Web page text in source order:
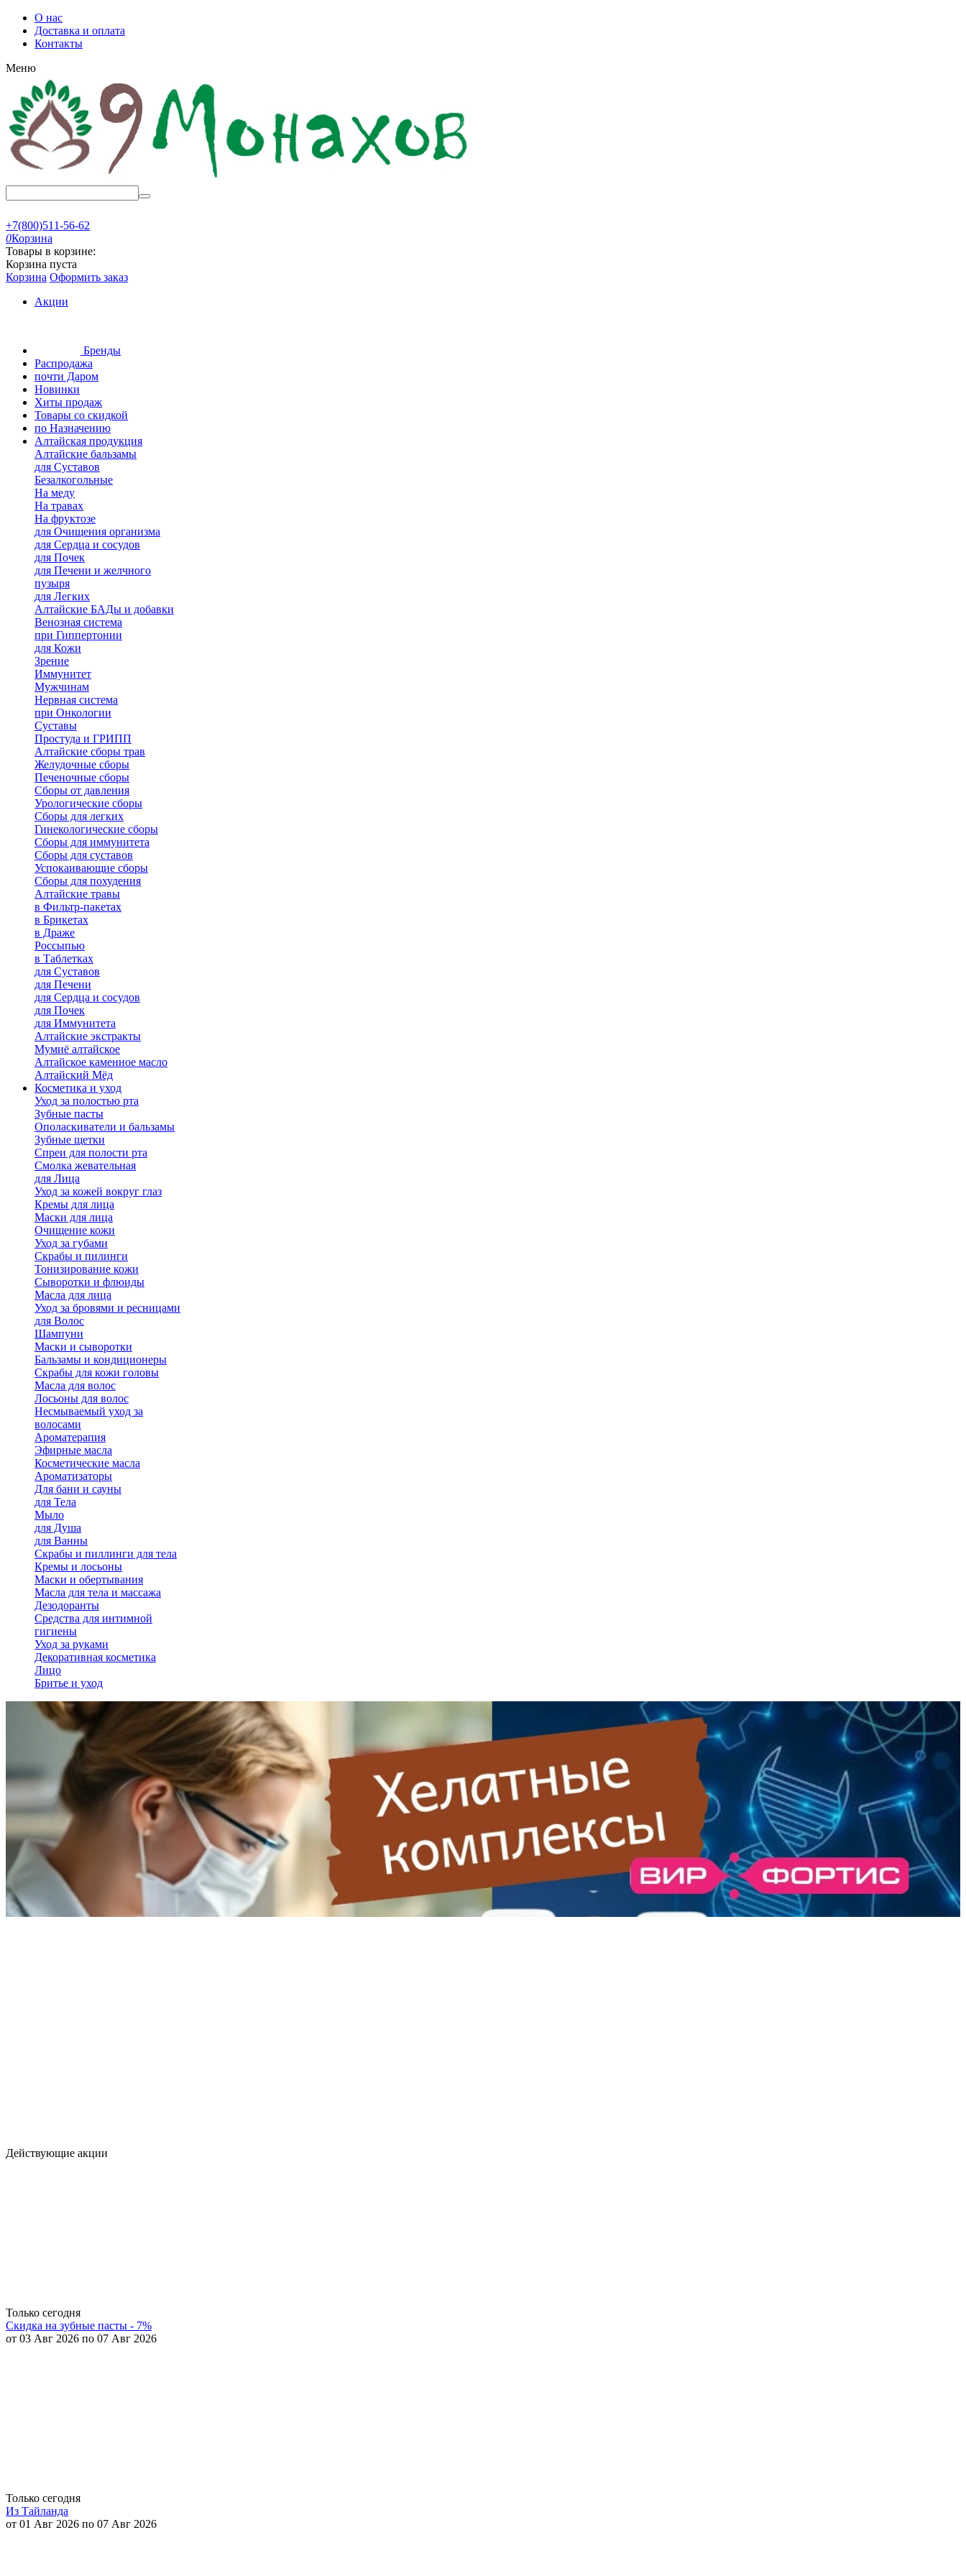
О нас
Доставка и оплата
Контакты
Меню
+7(800)511-56-62
0Корзина
Товары в корзине:
Корзина пуста
Корзина Оформить заказ
Акции
Бренды
Распродажа
почти Даром
Новинки
Хиты продаж
Товары со скидкой
по Назначению
Алтайская продукция
Алтайские бальзамы
для Суставов
Безалкогольные
На меду
На травах
На фруктозе
для Очищения организма
для Сердца и сосудов
для Почек
для Печени и желчного
пузыря
для Легких
Алтайские БАДы и добавки
Венозная система
при Гиппертонии
для Кожи
Зрение
Иммунитет
Мужчинам
Нервная система
при Онкологии
Суставы
Простуда и ГРИПП
Алтайские сборы трав
Желудочные сборы
Печеночные сборы
Сборы от давления
Урологические сборы
Сборы для легких
Гинекологические сборы
Сборы для иммунитета
Сборы для суставов
Успокаивающие сборы
Сборы для похудения
Алтайские травы
в Фильтр-пакетах
в Брикетах
в Драже
Россыпью
в Таблетках
для Cуставов
для Печени
для Сердца и сосудов
для Почек
для Иммунитета
Алтайские экстракты
Мумиё алтайское
Алтайское каменное масло
Алтайский Мёд
Косметика и уход
Уход за полостью рта
Зубные пасты
Ополаскиватели и бальзамы
Зубные щетки
Спреи для полости рта
Смолка жевательная
для Лица
Уход за кожей вокруг глаз
Кремы для лица
Маски для лица
Очищение кожи
Уход за губами
Скрабы и пилинги
Тонизирование кожи
Сыворотки и флюиды
Масла для лица
Уход за бровями и ресницами
для Волос
Шампуни
Маски и сыворотки
Бальзамы и кондиционеры
Скрабы для кожи головы
Масла для волос
Лосьоны для волос
Несмываемый уход за
волосами
Ароматерапия
Эфирные масла
Косметические масла
Ароматизаторы
Для бани и сауны
для Тела
Мыло
для Душа
для Ванны
Скрабы и пиллинги для тела
Кремы и лосьоны
Маски и обертывания
Масла для тела и массажа
Дезодоранты
Средства для интимной
гигиены
Уход за руками
Декоративная косметика
Лицо
Бритье и уход
Действующие акции
Только сегодня
Скидка на зубные пасты - 7%
от 03 Авг 2026 по 07 Авг 2026
Только сегодня
Из Тайланда
от 01 Авг 2026 по 07 Авг 2026